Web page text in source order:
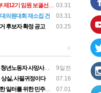
03.31
원 보궐선거결과 공고
03.31
의원대회 재소집 건
03.25
후보자 확정 공고
+
9일전
규명과 재발방지 대책 마련하라
07.16
실, 사필귀정이다
07.01
본부 폭염감시단 선포 기자회견